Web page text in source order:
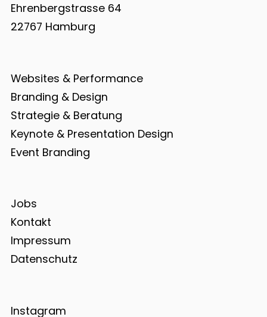
Ehrenbergstrasse 64
22767 Hamburg
Websites & Performance
Branding & Design
Strategie & Beratung
Keynote & Presentation Design
Event Branding
Jobs
Kontakt
Impressum
Datenschutz
Instagram